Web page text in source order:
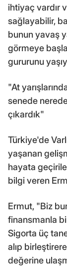
ihtiyaç vardır
sağlayabilir,
bunun yavaş
görmeye
gururunu
"At
senede
çıkardık"
Türkiye'de
yaşanan
hayata
bilgi veren
Ermut, "Biz
finansmanla
Sigorta üç
alıp
değerine